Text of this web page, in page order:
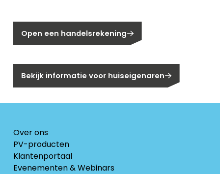
Open een handelsrekening
Bekijk informatie voor huiseigenaren
Over ons
PV-producten
Klantenportaal
Evenementen & Webinars